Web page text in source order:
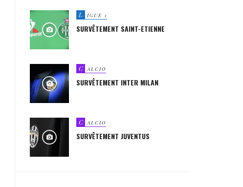
L IGUE 1
SURVÊTEMENT SAINT-ETIENNE
C ALCIO
SURVÊTEMENT INTER MILAN
C ALCIO
SURVÊTEMENT JUVENTUS